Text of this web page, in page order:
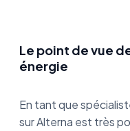
Le point de vue
énergie
En tant que
sur Alterna est très